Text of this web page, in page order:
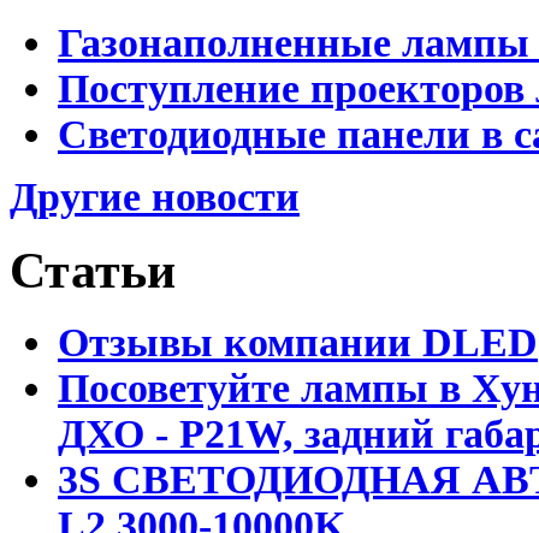
Газонаполненные
Поступление
Светодиодные панели в
Другие новости
Статьи
Отзывы компании DLED
Посоветуйте лампы в
ДХО - P21W, задний
3S СВЕТОДИОДНАЯ